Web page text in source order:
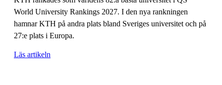
World University Rankings 2027. I den nya rankningen
hamnar KTH på andra plats bland Sveriges universitet och på
27:e plats i Europa.
Läs artikeln